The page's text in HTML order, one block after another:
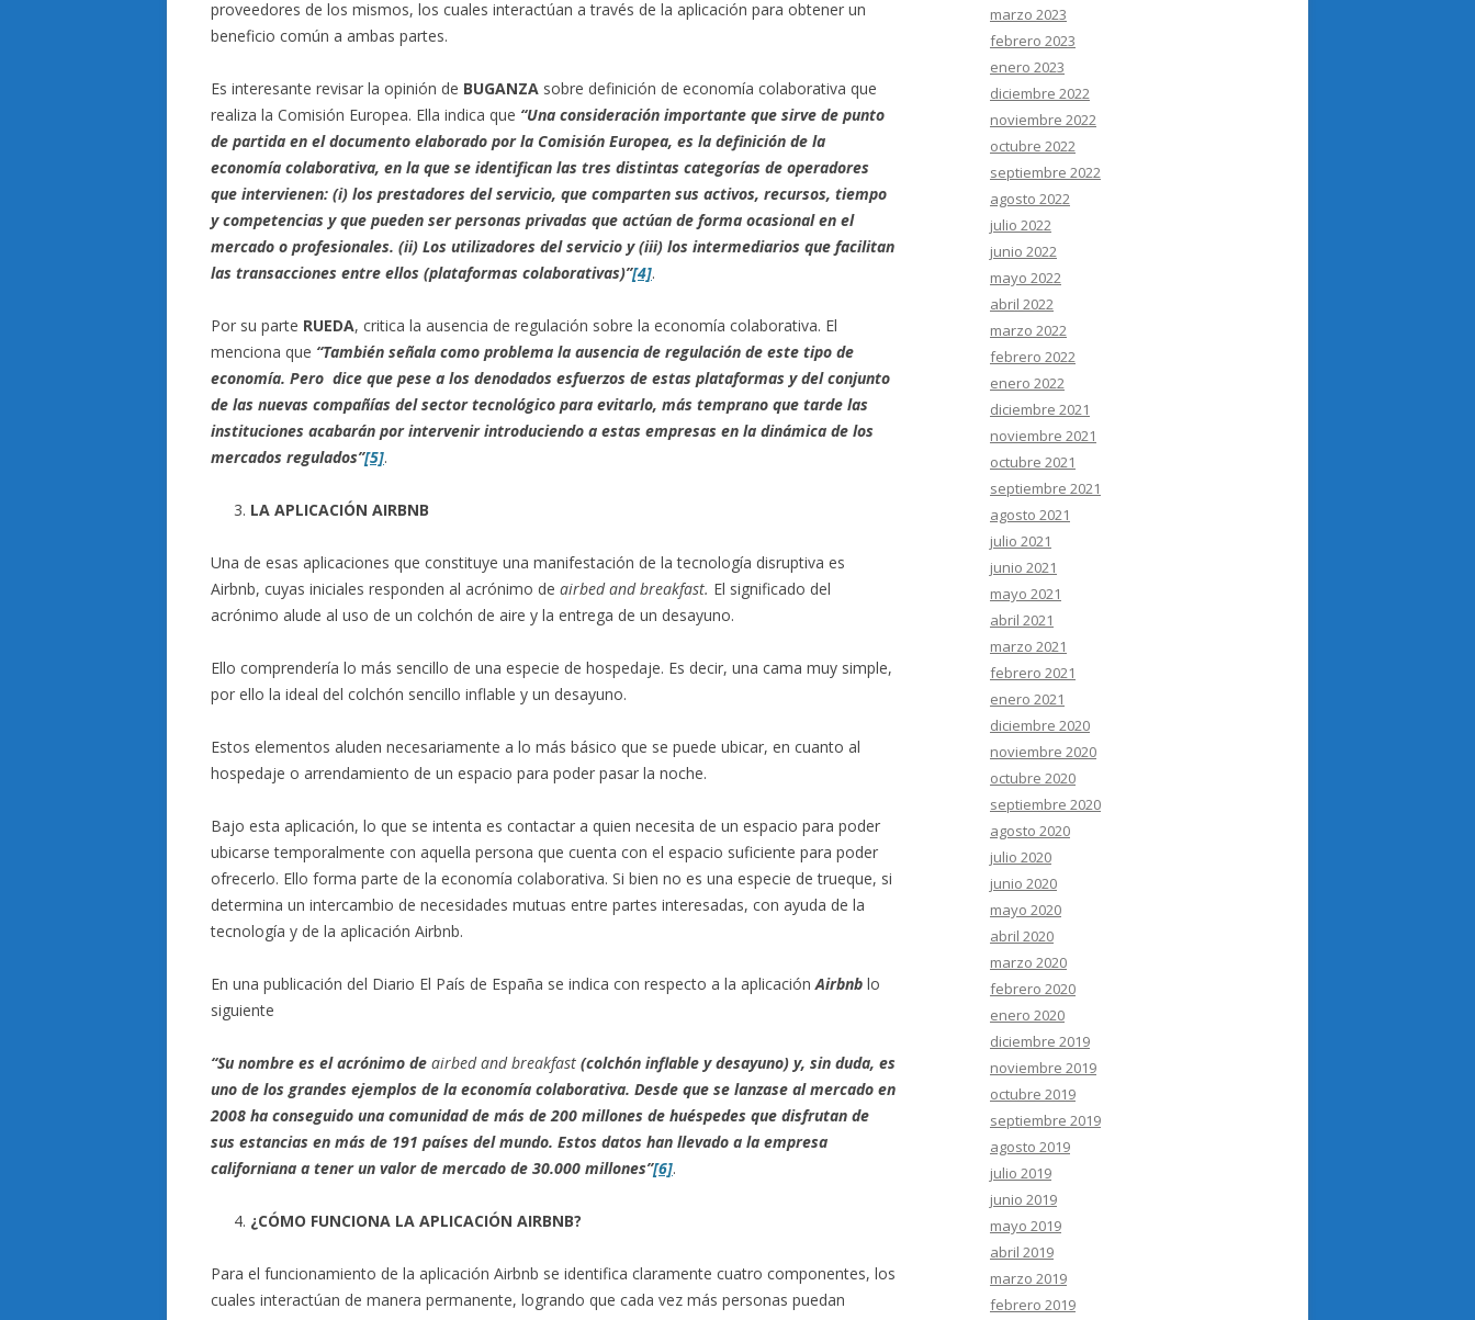
proveedores de los mismos, los cuales interactúan a través de la aplicación para obtener un
beneficio común a ambas partes.
Es interesante revisar la opinión de BUGANZA sobre definición de economía colaborativa que
realiza la Comisión Europea. Ella indica que “Una consideración importante que sirve de punto
de partida en el documento elaborado por la Comisión Europea, es la definición de la
economía colaborativa, en la que se identifican las tres distintas categorías de operadores
que intervienen: (i) los prestadores del servicio, que comparten sus activos, recursos, tiempo
y competencias y que pueden ser personas privadas que actúan de forma ocasional en el
mercado o profesionales. (ii) Los utilizadores del servicio y (iii) los intermediarios que facilitan
las transacciones entre ellos (plataformas colaborativas)”[4].
Por su parte RUEDA, critica la ausencia de regulación sobre la economía colaborativa. El
menciona que “También señala como problema la ausencia de regulación de este tipo de
economía. Pero dice que pese a los denodados esfuerzos de estas plataformas y del conjunto
de las nuevas compañías del sector tecnológico para evitarlo, más temprano que tarde las
instituciones acabarán por intervenir introduciendo a estas empresas en la dinámica de los
mercados regulados”[5].
LA APLICACIÓN AIRBNB
Una de esas aplicaciones que constituye una manifestación de la tecnología disruptiva es
Airbnb, cuyas iniciales responden al acrónimo de airbed and breakfast. El significado del
acrónimo alude al uso de un colchón de aire y la entrega de un desayuno.
Ello comprendería lo más sencillo de una especie de hospedaje. Es decir, una cama muy simple,
por ello la ideal del colchón sencillo inflable y un desayuno.
Estos elementos aluden necesariamente a lo más básico que se puede ubicar, en cuanto al
hospedaje o arrendamiento de un espacio para poder pasar la noche.
Bajo esta aplicación, lo que se intenta es contactar a quien necesita de un espacio para poder
ubicarse temporalmente con aquella persona que cuenta con el espacio suficiente para poder
ofrecerlo. Ello forma parte de la economía colaborativa. Si bien no es una especie de trueque, si
determina un intercambio de necesidades mutuas entre partes interesadas, con ayuda de la
tecnología y de la aplicación Airbnb.
En una publicación del Diario El País de España se indica con respecto a la aplicaciónAirbnb lo
siguiente
“Su nombre es el acrónimo de airbed and breakfast (colchón inflable y desayuno) y, sin duda, es
uno de los grandes ejemplos de la economía colaborativa. Desde que se lanzase al mercado en
2008 ha conseguido una comunidad de más de 200 millones de huéspedes que disfrutan de
sus estancias en más de 191 países del mundo. Estos datos han llevado a la empresa
californiana a tener un valor de mercado de 30.000 millones”[6].
¿CÓMO FUNCIONA LA APLICACIÓN AIRBNB?
Para el funcionamiento de la aplicación Airbnb se identifica claramente cuatro componentes, los
cuales interactúan de manera permanente, logrando que cada vez más personas puedan
marzo 2023
febrero 2023
enero 2023
diciembre 2022
noviembre 2022
octubre 2022
septiembre 2022
agosto 2022
julio 2022
junio 2022
mayo 2022
abril 2022
marzo 2022
febrero 2022
enero 2022
diciembre 2021
noviembre 2021
octubre 2021
septiembre 2021
agosto 2021
julio 2021
junio 2021
mayo 2021
abril 2021
marzo 2021
febrero 2021
enero 2021
diciembre 2020
noviembre 2020
octubre 2020
septiembre 2020
agosto 2020
julio 2020
junio 2020
mayo 2020
abril 2020
marzo 2020
febrero 2020
enero 2020
diciembre 2019
noviembre 2019
octubre 2019
septiembre 2019
agosto 2019
julio 2019
junio 2019
mayo 2019
abril 2019
marzo 2019
febrero 2019